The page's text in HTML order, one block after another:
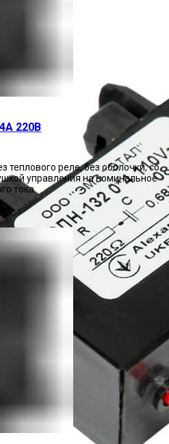
220В
теплового реле, без оболочки, со
управления на номинальное
тока.